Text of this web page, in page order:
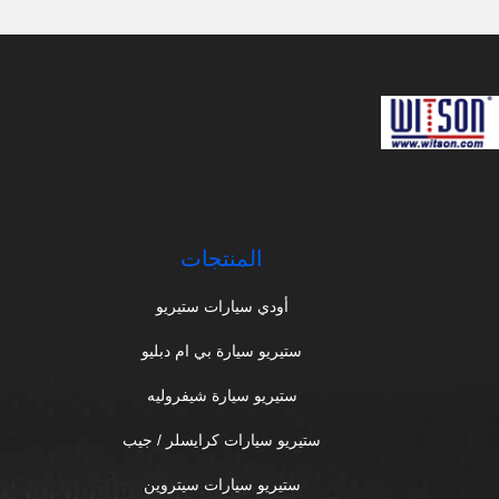
المنتجات
أودي سيارات ستيريو
ستيريو سيارة بي ام دبليو
ستيريو سيارة شيفروليه
ستيريو سيارات كرايسلر / جيب
ستيريو سيارات سيتروين